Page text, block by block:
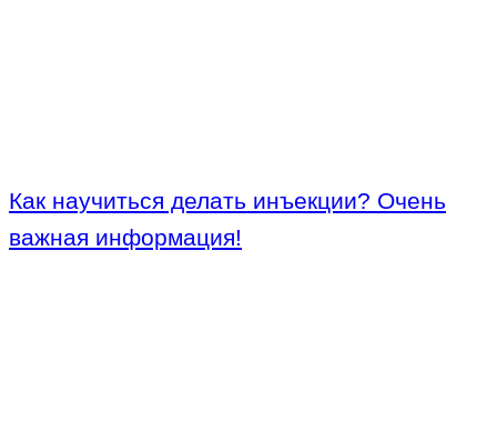
Как научиться делать инъекции? Очень
важная информация!